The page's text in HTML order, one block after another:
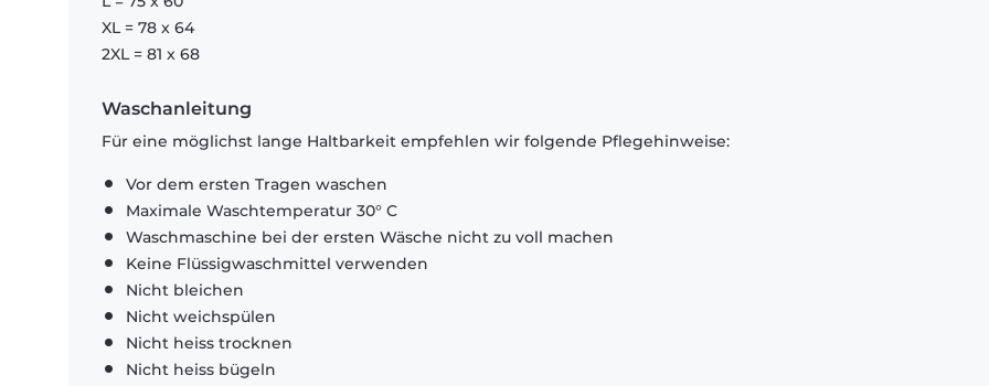
XL = 78 x 64
2XL = 81 x 68
Waschanleitung
Für eine möglichst lange Haltbarkeit empfehlen wir folgende Pflegehinweise:
Vor dem ersten Tragen waschen
Maximale Waschtemperatur 30° C
Waschmaschine bei der ersten Wäsche nicht zu voll machen
Keine Flüssigwaschmittel verwenden
Nicht bleichen
Nicht weichspülen
Nicht heiss trocknen
Nicht heiss bügeln